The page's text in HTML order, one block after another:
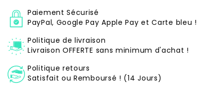
Paiement Sécurisé
PayPal, Google Pay Apple Pay et Carte bleu !
Politique de livraison
Livraison OFFERTE sans minimum d'achat !
Politique retours
Satisfait ou Remboursé ! (14 Jours)